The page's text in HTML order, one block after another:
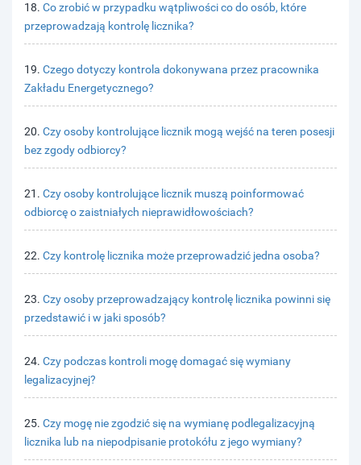
18. Co zrobić w przypadku wątpliwości co do osób, które
przeprowadzają kontrolę licznika?
19. Czego dotyczy kontrola dokonywana przez pracownika
Zakładu Energetycznego?
20. Czy osoby kontrolujące licznik mogą wejść na teren posesji
bez zgody odbiorcy?
21. Czy osoby kontrolujące licznik muszą poinformować
odbiorcę o zaistniałych nieprawidłowościach?
22. Czy kontrolę licznika może przeprowadzić jedna osoba?
23. Czy osoby przeprowadzający kontrolę licznika powinni się
przedstawić i w jaki sposób?
24. Czy podczas kontroli mogę domagać się wymiany
legalizacyjnej?
25. Czy mogę nie zgodzić się na wymianę podlegalizacyjną
licznika lub na niepodpisanie protokółu z jego wymiany?